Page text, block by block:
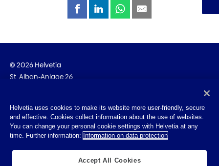
© 2026 Helvetia
St. Alban-Anlage 26
Impressum
Rechtliche Hinweise
Helvetia uses cookies to make its website more user-friendly, secure
and effective. Cookies collect information about the use of websites.
You can change your personal cookie settings with Helvetia at any
time. Further information: Information on data protection
Accept All Cookies